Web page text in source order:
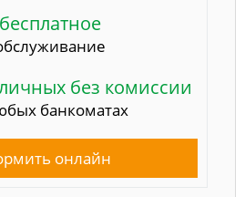
бесплатное
без комиссии
банкоматах
онлайн